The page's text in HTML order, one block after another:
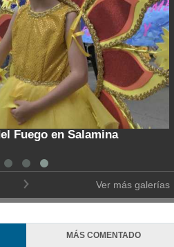
Colombia vislumbra
de frontera con
Ver más galerías
MÁS COMENTADO